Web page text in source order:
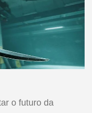
o futuro da